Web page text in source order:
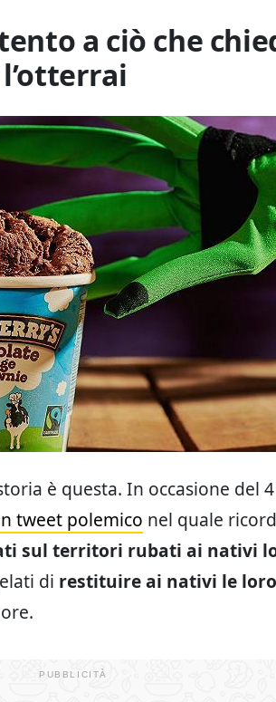
a ciò che
è questa. In occasione del
tweet polemico nel quale
sul territori rubati ai nativi
di restituire ai nativi le